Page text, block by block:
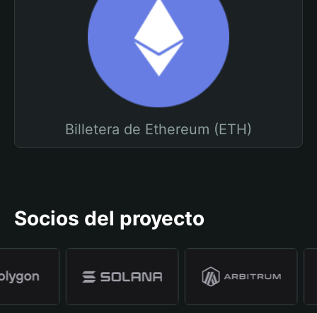
Billetera de Ethereum (ETH)
Socios del proyecto